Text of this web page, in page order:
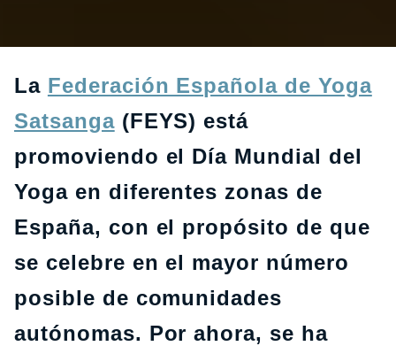
La Federación Española de Yoga
Satsanga(FEYS) está
promoviendo el Día Mundial del
Yoga en diferentes zonas de
España, con el propósito de que
se celebre en el mayor número
posible de comunidades
autónomas. Por ahora, se ha